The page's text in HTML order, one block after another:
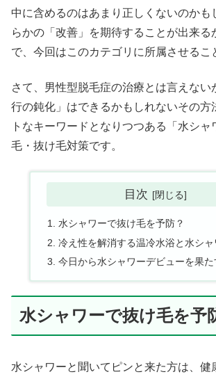
中に含めるのはあまり正しくないのかも
らかの「改善」を期待することが出来る
で、今回はこのカテゴリに所属させるこ
さて、男性型脱毛症の治療とは言えない
行の鈍化」はできるかもしれないその方
トなキーワードとなりつつある「水シャ
毛・抜け毛対策です。
目次
水シャワーで抜け毛を予防？
冷え性を解消する温冷水浴と水シ
今日から水シャワーデビューを果た
水シャワーで抜け毛を予
水シャワーと聞いてピンと来た方は、健